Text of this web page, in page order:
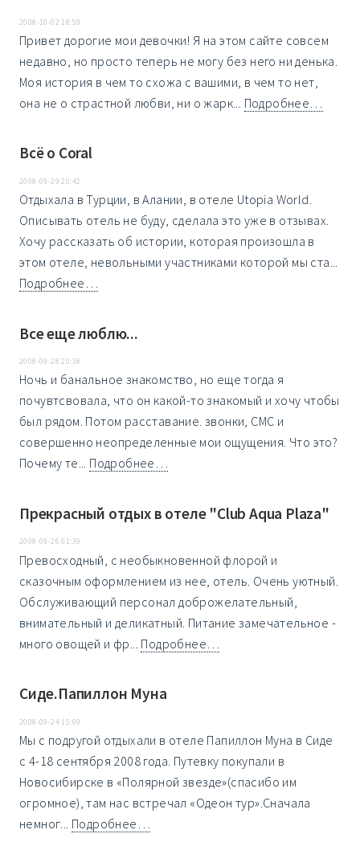
2008-10-02 18:59
Привет дорогие мои девочки! Я на этом сайте совсем
недавно, но просто теперь не могу без него ни денька.
Моя история в чем то схожа с вашими, в чем то нет,
она не о страстной любви, ни о жарк... Подробнее…
Всё о Coral
2008-09-29 20:42
Отдыхала в Турции, в Алании, в отеле Utopia World.
Описывать отель не буду, сделала это уже в отзывах.
Хочу рассказать об истории, которая произошла в
этом отеле, невольными участниками которой мы ста...
Подробнее…
Все еще люблю...
2008-09-28 20:38
Ночь и банальное знакомство, но еще тогда я
почувтсвовала, что он какой-то знакомый и хочу чтобы
был рядом. Потом расставание. звонки, СМС и
совершенно неопределенные мои ощущения. Что это?
Почему те... Подробнее…
Прекрасный отдых в отеле "Club Aqua Plaza"
2008-09-26 01:39
Превосходный, с необыкновенной флорой и
сказочным оформлением из нее, отель. Очень уютный.
Обслуживающий персонал доброжелательный,
внимательный и деликатный. Питание замечательное -
много овощей и фр... Подробнее…
Сиде.Папиллон Муна
2008-09-24 15:09
Мы с подругой отдыхали в отеле Папиллон Муна в Сиде
с 4-18 сентября 2008 года. Путевку покупали в
Новосибирске в «Полярной звезде»(спасибо им
огромное), там нас встречал «Одеон тур».Сначала
немног... Подробнее…